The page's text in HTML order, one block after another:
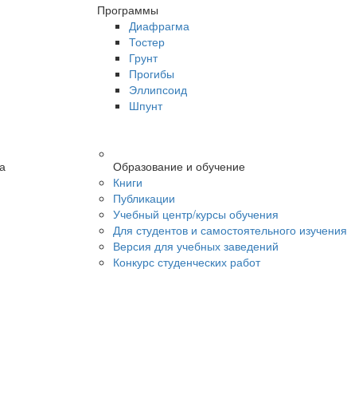
Программы
Диафрагма
Тостер
Грунт
Прогибы
Эллипсоид
Шпунт
Образование и обучение
Книги
Публикации
Учебный центр/курсы обучения
Для студентов и самостоятельного изучения
Версия для учебных заведений
Конкурс студенческих работ